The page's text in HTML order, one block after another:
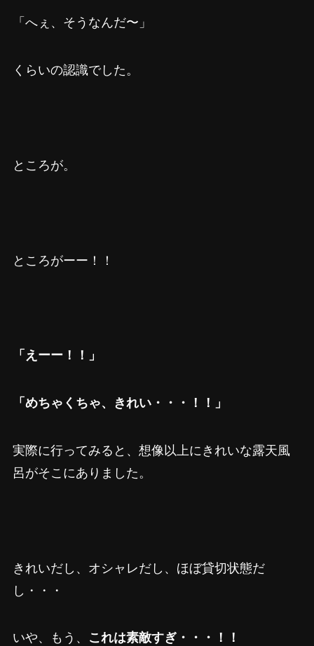
「へぇ、そうなんだ〜」
くらいの認識でした。
ところが。
ところがーー！！
「えーー！！」
「めちゃくちゃ、きれい・・・！！」
実際に行ってみると、想像以上にきれいな露天風
呂がそこにありました。
きれいだし、オシャレだし、ほぼ貸切状態だ
し・・・
いや、もう、 これは素敵すぎ・・・！！